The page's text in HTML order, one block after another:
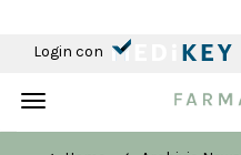
Login con
Toggle